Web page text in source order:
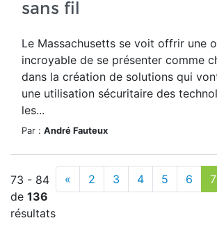
sans fil
Le Massachusetts se voit offrir une
incroyable de se présenter comme
dans la création de solutions qui
une utilisation sécuritaire des
les...
Par : André Fauteux
73 - 84
de 136
résultats
« 2 3 4 5 6 7